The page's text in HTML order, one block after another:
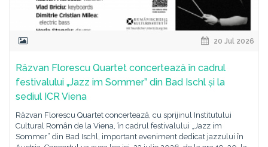
20 Jul 2026
Răzvan Florescu Quartet concertează în cadrul
festivalului „Jazz im Sommer” din Bad Ischl și la
sediul ICR Viena
Răzvan Florescu Quartet concertează, cu sprijinul Institutului
Cultural Român de la Viena, în cadrul festivalului „Jazz im
Sommer” din Bad Ischl, important eveniment dedicat jazzului în